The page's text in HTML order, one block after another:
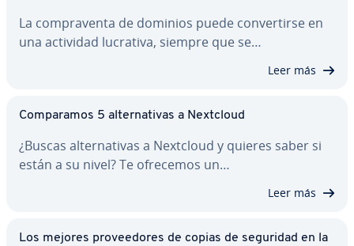
La co­m­pra­ve­n­ta de dominios puede co­n­ve­r­ti­r­se en
una actividad lucrativa, siempre que se…
Leer más
Co­m­pa­ra­mos 5 al­te­r­na­ti­vas a Nextcloud
¿Buscas al­te­r­na­ti­vas a Nextcloud y quieres saber si
están a su nivel? Te ofrecemos un…
Leer más
Los mejores pro­vee­do­res de copias de seguridad en la